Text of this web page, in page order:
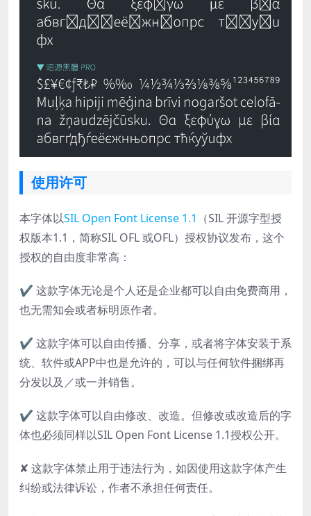
使用许可
本字体以SIL Open Font License 1.1 （SIL 开源字型授
权版本1.1，简称SIL OFL 或OFL）授权协议发布，这个
授权的自由度非常高：
✔ 这款字体无论是个人还是企业都可以自由免费商用，
也无需知会或者标明原作者。
✔ 这款字体可以自由传播、分享，或者将字体安装于系
统、软件或APP中也是允许的，可以与任何软件捆绑再
分发以及／或一并销售。
✔ 这款字体可以自由修改、改造。但修改或改造后的字
体也必须同样以SIL Open Font License 1.1授权公开。
✘ 这款字体禁止用于违法行为，如因使用这款字体产生
纠纷或法律诉讼，作者不承担任何责任。